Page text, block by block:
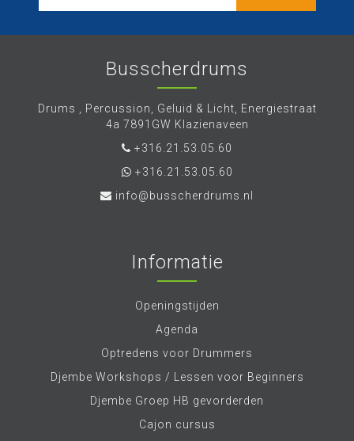
Busscherdrums
Drums , Percussion, Geluid & Licht, Energiestraat
4a 7891GW Klazienaveen
+316.21.53.05.60
+316.21.53.05.60
info@busscherdrums.nl
Informatie
Openingstijden
Agenda
Optredens voor Drummers
Djembe Workshops / Lessen voor Beginners
Djembe Groep HB gevorderden
Cajon cursus